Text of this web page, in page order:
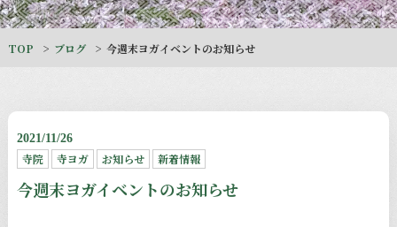
TOP ブログ 今週末ヨガイベントのお知らせ
2021/11/26
寺院 寺ヨガ お知らせ 新着情報
今週末ヨガイベントのお知らせ